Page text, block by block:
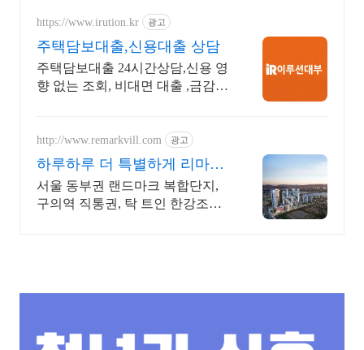
https://www.irution.kr 광고
주택담보대출,신용대출 상담
주택담보대출 24시간상담,신용 영
향 없는 조회, 비대면 대출 ,금감원
http://www.remarkvill.com 광고
하루하루 더 특별하게 리마크
빌 이스트폴
서울 동부권 랜드마크 복합단지,
구의역 직통권, 탁 트인 한강조망,